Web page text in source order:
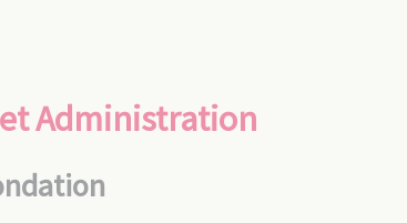
Administration